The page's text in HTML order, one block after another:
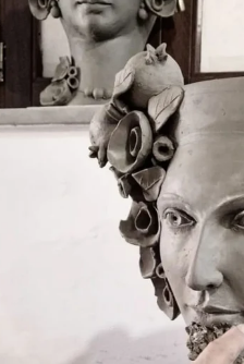
sapere se avevano uno Gnomo
Per fare un regalo di
persona a me molto cara❤️
Regalo più che gradito e la
negli occhi della persona che
avevo il cuore colmo di
Consiglio vivamente di passare
Sicula in via dei Mille a Messina
rimarrete senza parole negozio
raffinato, colorato e ricco di